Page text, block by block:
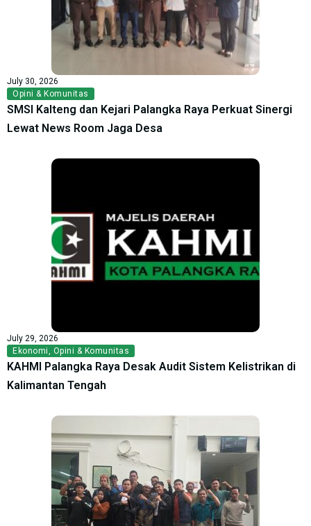
July 30, 2026
Opini & Komunitas
SMSI Kalteng dan Kejari Palangka Raya Perkuat Sinergi
Lewat News Room Jaga Desa
July 29, 2026
Ekonomi, Opini & Komunitas
KAHMI Palangka Raya Desak Audit Sistem Kelistrikan di
Kalimantan Tengah